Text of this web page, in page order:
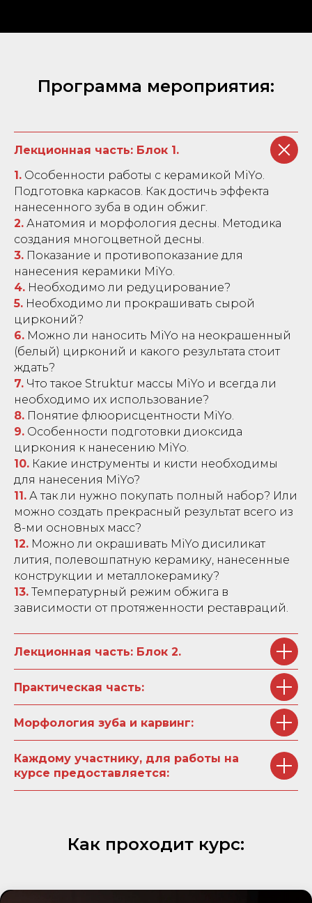
Программа мероприятия:
Лекционная часть: Блок 1.
1. Особенности работы с керамикой MiYo.
Подготовка каркасов. Как достичь эффекта
нанесенного зуба в один обжиг.
2. Анатомия и морфология десны. Методика
создания многоцветной десны.
3. Показание и противопоказание для
нанесения керамики MiYo.
4. Необходимо ли редуцирование?
5. Необходимо ли прокрашивать сырой
цирконий?
6. Можно ли наносить MiYo на неокрашенный
(белый) цирконий и какого результата стоит
ждать?
7. Что такое Struktur массы MiYo и всегда ли
необходимо их использование?
8. Понятие флюорисцентности MiYo.
9. Особенности подготовки диоксида
циркония к нанесению MiYo.
10. Какие инструменты и кисти необходимы
для нанесения MiYo?
11. А так ли нужно покупать полный набор? Или
можно создать прекрасный результат всего из
8-ми основных масс?
12. Можно ли окрашивать MiYo дисиликат
лития, полевошпатную керамику, нанесенные
конструкции и металлокерамику?
13. Температурный режим обжига в
зависимости от протяженности реставраций.
Лекционная часть: Блок 2.
Практическая часть:
Морфология зуба и карвинг:
Каждому участнику, для работы на
курсе предоставляется:
Как проходит курс: